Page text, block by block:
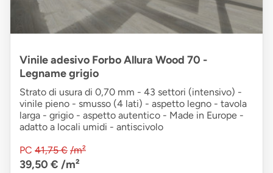
Vinile adesivo Forbo Allura Wood 70 -
Legname grigio
Strato di usura di 0,70 mm - 43 settori (intensivo) -
vinile pieno - smusso (4 lati) - aspetto legno - tavola
larga - grigio - aspetto autentico - Made in Europe -
adatto a locali umidi - antiscivolo
PC 41,75 € /m²
39,50 € /m²